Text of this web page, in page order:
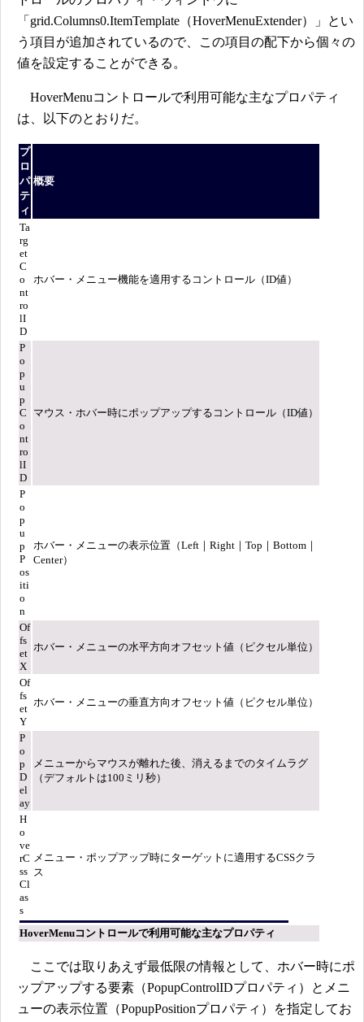
「grid.Columns0.ItemTemplate（HoverMenuExtender）」とい
う項目が追加されているので、この項目の配下から個々の
値を設定することができる。
HoverMenuコントロールで利用可能な主なプロパティ
は、以下のとおりだ。
プ
ロ
パ
テ
ィ
概要
Ta
rg
et
C
o
nt
ro
lI
D
ホバー・メニュー機能を適用するコントロール（ID値）
P
o
p
u
p
C
o
nt
ro
lI
D
マウス・ホバー時にポップアップするコントロール（ID値）
P
o
p
u
p
P
os
iti
o
n
ホバー・メニューの表示位置（Left｜Right｜Top｜Bottom｜
Center）
Of
fs
et
X
ホバー・メニューの水平方向オフセット値（ピクセル単位）
Of
fs
et
Y
ホバー・メニューの垂直方向オフセット値（ピクセル単位）
P
o
p
D
el
ay
メニューからマウスが離れた後、消えるまでのタイムラグ
（デフォルトは100ミリ秒）
H
o
ve
rC
ss
Cl
as
s
メニュー・ポップアップ時にターゲットに適用するCSSクラ
ス
HoverMenuコントロールで利用可能な主なプロパティ
ここでは取りあえず最低限の情報として、ホバー時にポ
ップアップする要素（PopupControlIDプロパティ）とメニ
ューの表示位置（PopupPositionプロパティ）を指定してお